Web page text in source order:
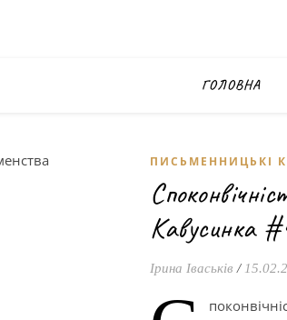
ГОЛОВНА
ПИСЬМЕННИЦЬКІ
Кавусинка
Ірина Іваськів /